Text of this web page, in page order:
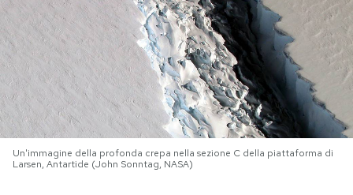
PODCAST
NEWSLETTER
I MIEI PREFERITI
Un'immagine della profonda crepa nella sezione C della piattaforma di
Larsen, Antartide (John Sonntag, NASA)